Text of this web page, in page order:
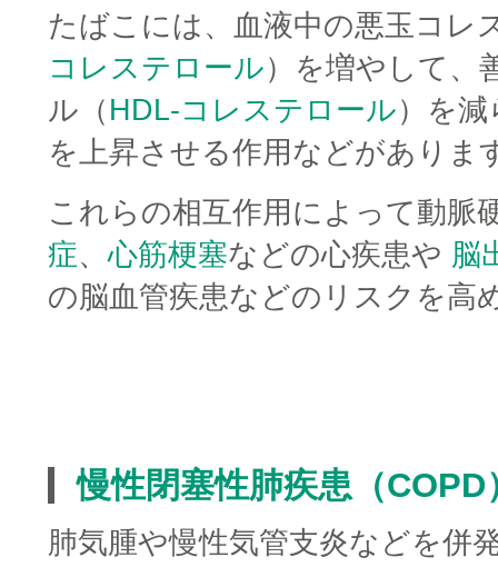
たばこには、血液中の悪玉コレ
コレステロール）を増やして、
ル（ HDL-コレステロール）を
を上昇させる作用などがありま
これらの相互作用によって動脈
症、心筋梗塞などの心疾患や 脳
の脳血管疾患などのリスクを高
慢性閉塞性肺疾患（COPD
肺気腫や慢性気管支炎などを併